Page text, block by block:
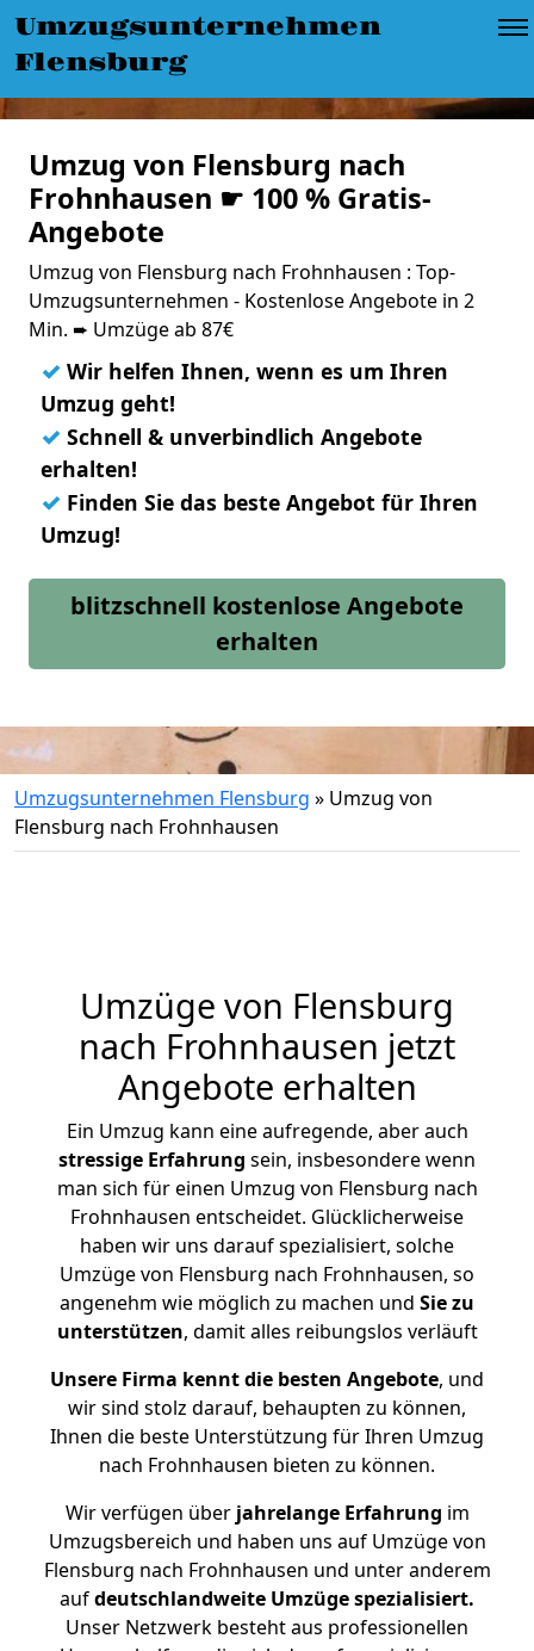
Umzugsunternehmen
Flensburg
Umzug von Flensburg nach
Frohnhausen ☛ 100 % Gratis-
Angebote
Umzug von Flensburg nach Frohnhausen : Top-
Umzugsunternehmen - Kostenlose Angebote in 2
Min. ➨ Umzüge ab 87€
✓ Wir helfen Ihnen, wenn es um Ihren
Umzug geht!
✓ Schnell & unverbindlich Angebote
erhalten!
✓ Finden Sie das beste Angebot für Ihren
Umzug!
blitzschnell kostenlose Angebote
erhalten
Umzugsunternehmen Flensburg » Umzug von
Flensburg nach Frohnhausen
Umzüge von Flensburg
nach Frohnhausen jetzt
Angebote erhalten
Ein Umzug kann eine aufregende, aber auch
stressige Erfahrung sein, insbesondere wenn
man sich für einen Umzug von Flensburg nach
Frohnhausen entscheidet. Glücklicherweise
haben wir uns darauf spezialisiert, solche
Umzüge von Flensburg nach Frohnhausen, so
angenehm wie möglich zu machen und Sie zu
unterstützen, damit alles reibungslos verläuft
Unsere Firma kennt die besten Angebote, und
wir sind stolz darauf, behaupten zu können,
Ihnen die beste Unterstützung für Ihren Umzug
nach Frohnhausen bieten zu können.
Wir verfügen überjahrelange Erfahrung im
Umzugsbereich und haben uns auf Umzüge von
Flensburg nach Frohnhausen und unter anderem
aufdeutschlandweite Umzüge spezialisiert.
Unser Netzwerk besteht aus professionellen